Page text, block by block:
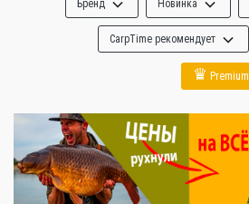
Бренд Новинка
CarpTime рекомендует
♛ Premium